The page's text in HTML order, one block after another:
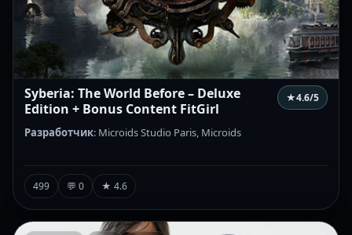
Syberia: The World Before – Deluxe
Edition + Bonus Content FitGirl
★4.6/5
Разработчик: Microids Studio Paris, Microids
499 💬 0 ★ 4.6